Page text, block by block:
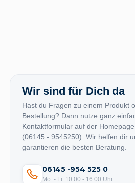
Wir sind für Dich da
Hast du Fragen zu einem Produkt
Bestellung? Dann nutze ganz
Kontaktformular auf der
(06145 - 9545250). Wir helfen dir
garantieren die besten Beratung.
06145 -954 525 0
Mo. - Fr. 10:00 - 16:00 Uhr